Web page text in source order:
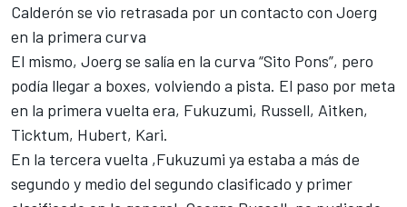
Calderón se vio retrasada por un contacto con Joerg
en la primera curva
El mismo, Joerg se salía en la curva “Sito Pons”, pero
podía llegar a boxes, volviendo a pista. El paso por meta
en la primera vuelta era, Fukuzumi, Russell, Aitken,
Ticktum, Hubert, Kari.
En la tercera vuelta ,Fukuzumi ya estaba a más de
segundo y medio del segundo clasificado y primer